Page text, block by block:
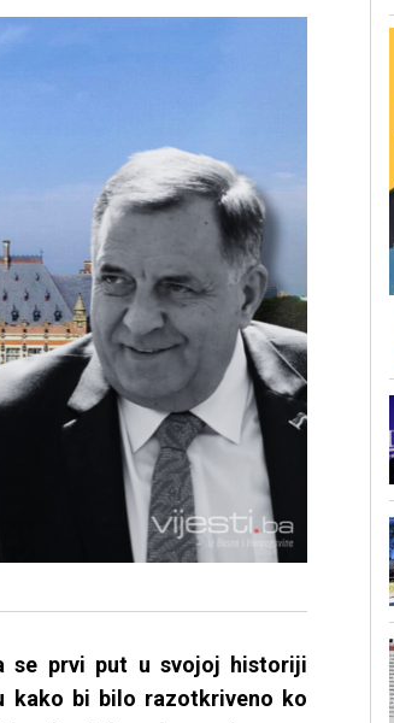
se prvi put u svojoj historiji
kako bi bilo razotkriveno ko